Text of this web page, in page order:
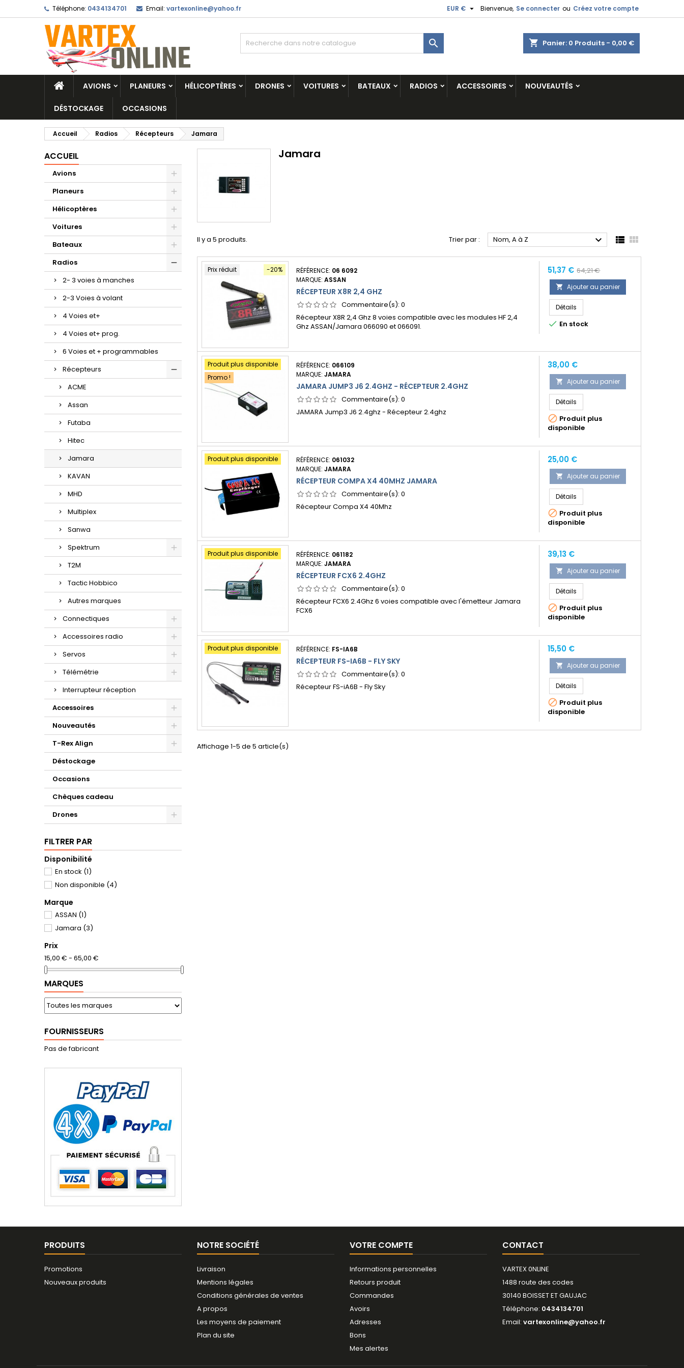
Téléphone: 0434134701 Email: vartexonline@yahoo.fr Bienvenue, Se connecter ou Créez votre compte
EUR € 
shopping_cart Panier: 0 Produits - 0,00 €

AVIONS PLANEURS HÉLICOPTÈRES DRONES VOITURES BATEAUX RADIOS ACCESSOIRES NOUVEAUTÉS
DÉSTOCKAGE OCCASIONS
Accueil Radios Récepteurs Jamara
ACCUEIL
Avions
Planeurs
Hélicoptères
Voitures
Bateaux
Radios
2- 3 voies à manches
2-3 Voies à volant
4 Voies et+
4 Voies et+ prog.
6 Voies et + programmables
Récepteurs
ACME
Assan
Futaba
Hitec
Jamara
KAVAN
MHD
Multiplex
Sanwa
Spektrum
T2M
Tactic Hobbico
Autres marques
Connectiques
Accessoires radio
Servos
Télémétrie
Interrupteur réception
Accessoires
Nouveautés
T-Rex Align
Déstockage
Occasions
Chèques cadeau
Drones
FILTRER PAR
Disponibilité
En stock (1)
Non disponible (4)
Marque
ASSAN (1)
Jamara (3)
Prix
15,00 € - 65,00 €
MARQUES
FOURNISSEURS
Pas de fabricant
Jamara
Il y a 5 produits. Trier par : Nom, A à Z   
-20%
Prix réduit RÉFÉRENCE: 06 6092
MARQUE: ASSAN
RÉCEPTEUR X8R 2,4 GHZ
Commentaire(s): 0
Récepteur X8R 2,4 Ghz 8 voies compatible avec les modules HF 2,4
Ghz ASSAN/Jamara 066090 et 066091.
Prix
51,37 € Prix
normal
64,21 €
 Ajouter au panier
Détails
 En stock
Produit plus disponible
Promo !
RÉFÉRENCE: 066109
MARQUE: JAMARA
JAMARA JUMP3 J6 2.4GHZ - RÉCEPTEUR 2.4GHZ
Commentaire(s): 0
JAMARA Jump3 J6 2.4ghz - Récepteur 2.4ghz
Prix
38,00 €
 Ajouter au panier
Détails
 Produit plus
disponible
Produit plus disponible RÉFÉRENCE: 061032
MARQUE: JAMARA
RÉCEPTEUR COMPA X4 40MHZ JAMARA
Commentaire(s): 0
Récepteur Compa X4 40Mhz
Prix
25,00 €
 Ajouter au panier
Détails
 Produit plus
disponible
Produit plus disponible RÉFÉRENCE: 061182
MARQUE: JAMARA
RÉCEPTEUR FCX6 2.4GHZ
Commentaire(s): 0
Récepteur FCX6 2.4Ghz 6 voies compatible avec l'émetteur Jamara
FCX6
Prix
39,13 €
 Ajouter au panier
Détails
 Produit plus
disponible
Produit plus disponible RÉFÉRENCE: FS-IA6B
RÉCEPTEUR FS-IA6B - FLY SKY
Commentaire(s): 0
Récepteur FS-iA6B - Fly Sky
Prix
15,50 €
 Ajouter au panier
Détails
 Produit plus
disponible
Affichage 1-5 de 5 article(s)
PRODUITS
Promotions
Nouveaux produits
NOTRE SOCIÉTÉ
Livraison
Mentions légales
Conditions générales de ventes
A propos
Les moyens de paiement
Plan du site
VOTRE COMPTE
Informations personnelles
Retours produit
Commandes
Avoirs
Adresses
Bons
Mes alertes
CONTACT
VARTEX 0NLINE
1488 route des codes
30140 BOISSET ET GAUJAC
Téléphone: 0434134701
Email: vartexonline@yahoo.fr